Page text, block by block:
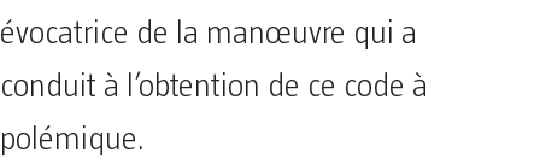
évocatrice de la manœuvre qui a
conduit à l’obtention de ce code à
polémique.